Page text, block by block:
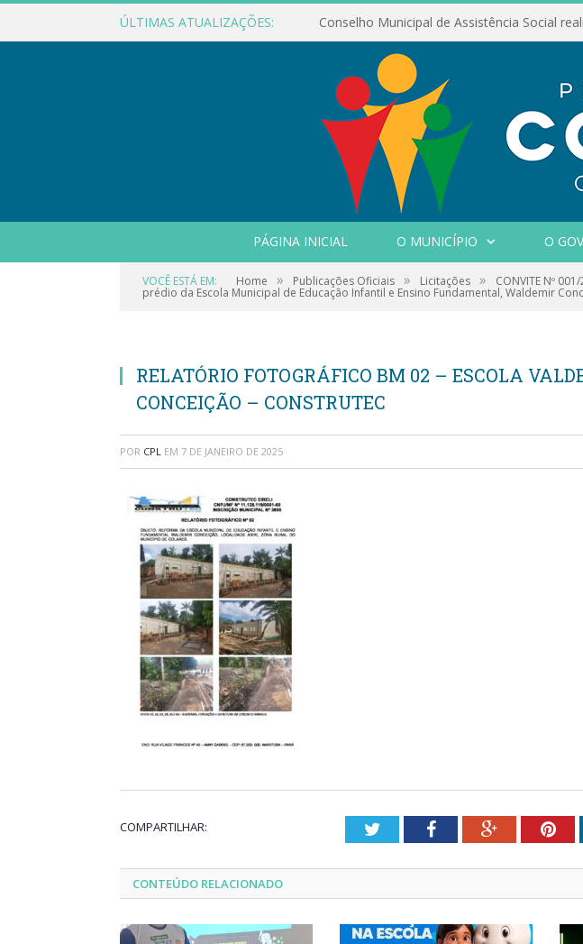
ÚLTIMAS ATUALIZAÇÕES:
PÁGINA INICIAL O MUNICÍPIO O
VOCÊ ESTÁ EM: Home » Publicações Oficiais » Licitações » CONVITE Nº
prédio da Escola Municipal de Educação Infantil e Ensino Fundamental, Waldemir
RELATÓRIO FOTOGRÁFICO BM 02 – ESCOLA
CONCEIÇÃO – CONSTRUTEC
POR CPL EM 7 DE JANEIRO DE 2025
COMPARTILHAR: TwitterFacebookGoogle+
CONTEÚDO RELACIONADO